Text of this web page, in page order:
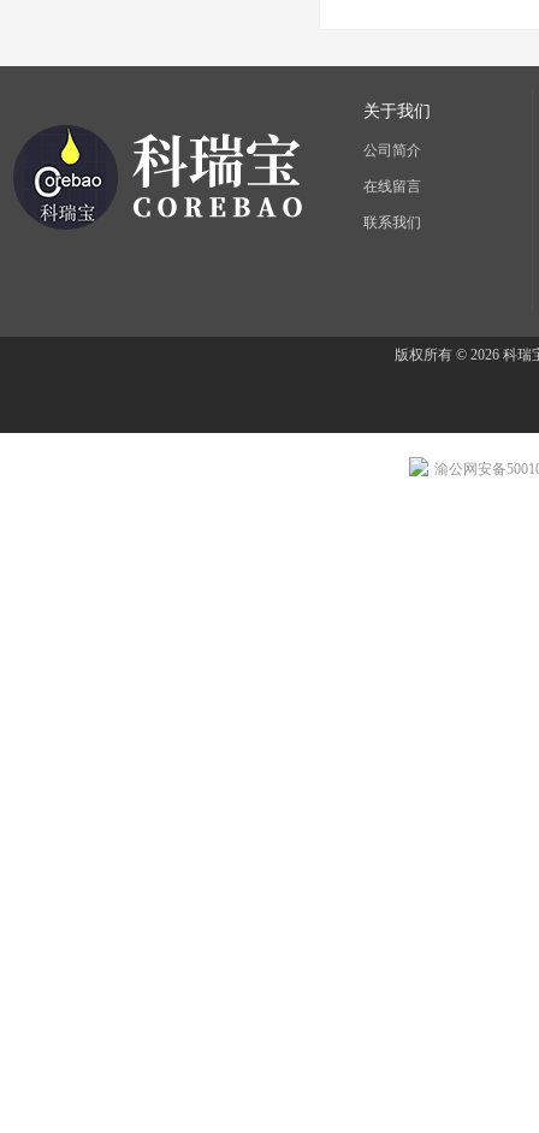
关于我们
公司简介
在线留言
联系我们
版权所有 © 2026 科
渝公网安备